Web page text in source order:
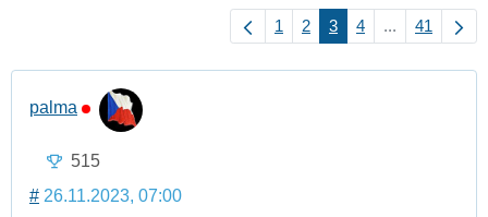
1 2 3 4 ... 41
palma
515
# 26.11.2023, 07:00